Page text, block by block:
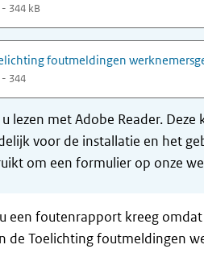
344 kB
foutmeldingen
344
lezen met Adobe Reader.
voor de installatie en het
om een formulier op onze
een foutenrapport kreeg
de Toelichting foutmeldingen